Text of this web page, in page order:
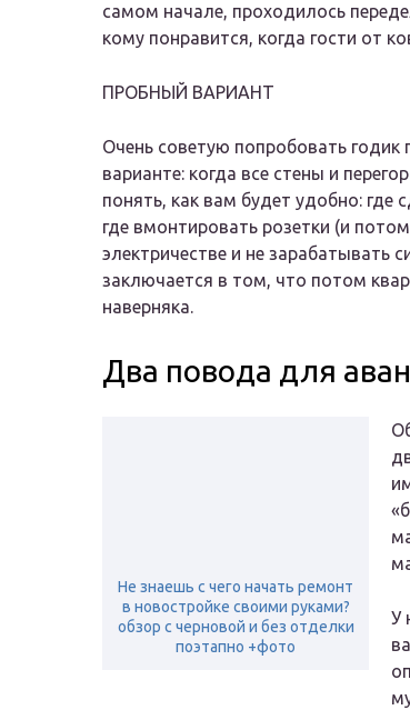
самом начале, проходилось
кому понравится, когда гости от
ПРОБНЫЙ ВАРИАНТ
Очень советую попробовать годик
варианте: когда все стены и
понять, как вам будет удобно: где
где вмонтировать розетки (и
электричестве и не зарабатывать
заключается в том, что потом
наверняка.
Два повода для
Не знаешь с чего начать ремонт
в новостройке своими руками?
обзор с черновой и без отделки
поэтапно +фото
У